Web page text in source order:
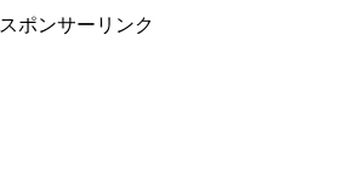
スポンサーリンク